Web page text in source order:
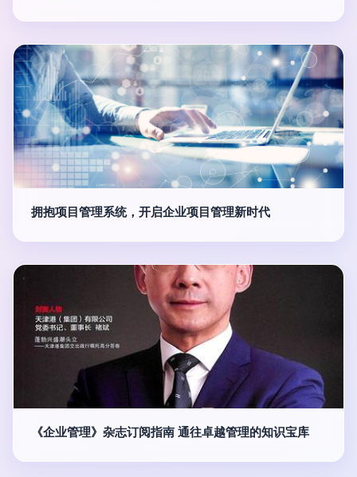
拥抱项目管理系统，开启企业项目管理新时代
《企业管理》杂志订阅指南 通往卓越管理的知识宝库